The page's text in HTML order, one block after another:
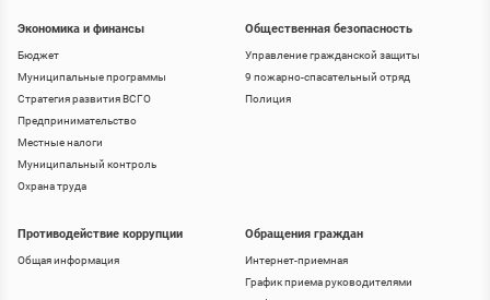
Экономика и финансы
Бюджет
Муниципальные программы
Стратегия развития ВСГО
Предпринимательство
Местные налоги
Муниципальный контроль
Охрана труда
Общественная безопасность
Управление гражданской защиты
9 пожарно-спасательный отряд
Полиция
Противодействие коррупции
Общая информация
Обращения граждан
Интернет-приемная
График приема руководителями